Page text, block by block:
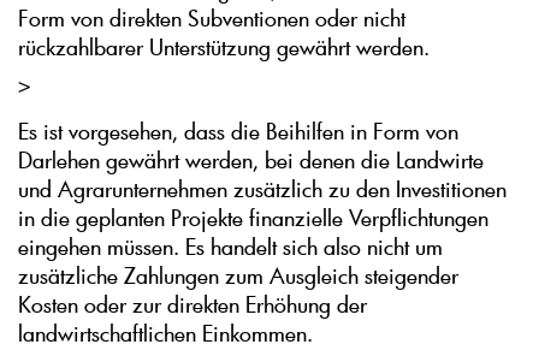
Form von direkten Subventionen oder nicht
rückzahlbarer Unterstützung gewährt werden.
>
Es ist vorgesehen, dass die Beihilfen in Form von
Darlehen gewährt werden, bei denen die Landwirte
und Agrarunternehmen zusätzlich zu den Investitionen
in die geplanten Projekte finanzielle Verpflichtungen
eingehen müssen. Es handelt sich also nicht um
zusätzliche Zahlungen zum Ausgleich steigender
Kosten oder zur direkten Erhöhung der
landwirtschaftlichen Einkommen.